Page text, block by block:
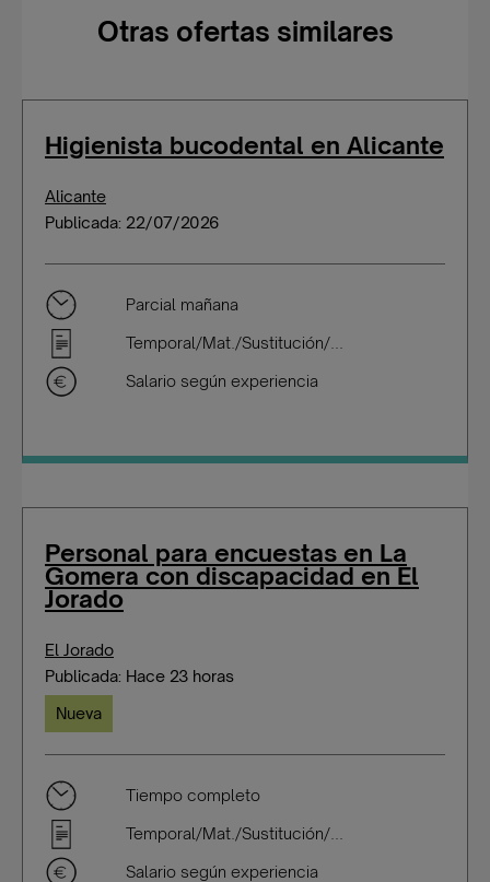
Otras ofertas similares
Higienista bucodental en Alicante
Alicante
Publicada: 22/07/2026
Parcial mañana
Temporal/Mat./Sustitución/...
Salario según experiencia
Personal para encuestas en La
Gomera con discapacidad en El
Jorado
El Jorado
Publicada: Hace 23 horas
Nueva
Tiempo completo
Temporal/Mat./Sustitución/...
Salario según experiencia